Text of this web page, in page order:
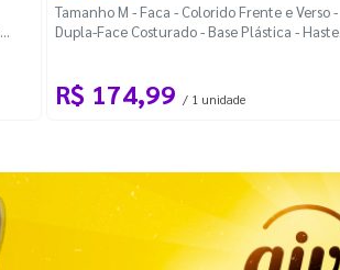
Tamanho M - Faca - Colorido Frente e Verso -
Dupla-Face Costurado - Base Plástica - Haste
R$ 174,99 / 1 unidade